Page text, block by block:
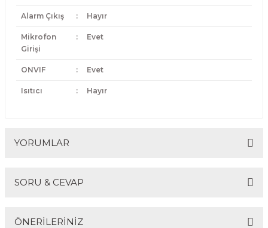
Alarm Çıkış : Hayır
Mikrofon
Girişi
: Evet
ONVIF : Evet
Isıtıcı : Hayır
YORUMLAR
SORU & CEVAP
ÖNERİLERİNİZ